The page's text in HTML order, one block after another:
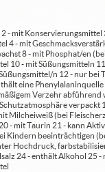
- mit Konservierungsmittel
4 - mit
8 - mit Phosphat/en
10 - mit Süßungsmitteln
n 12 - nur bei
eine
Verzehr
verpackt
Milcheiweiß (bei
- mit Taurin 21 - kann
Kindern beeinträchtigen
Hochdruck,
24 - enthält Alkohol 25 -